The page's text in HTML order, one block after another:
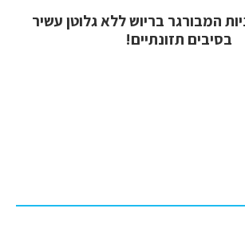
לחמניות המבורגר בריוש ללא גלוטן עשיר
בסיבים תזונתיים!